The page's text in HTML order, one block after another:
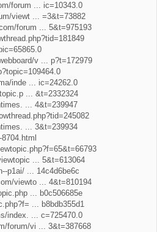
forum ... ic=10343.0
viewt ... =3&t=73882
forum ... 5&t=975193
v ... p?t=172979
inde ... ic=24262.0
... &t=2332324
... 4&t=239947
... 3&t=239934
... 5&t=613064
p1ai/ ... 14c4d6be6c
viewto ... 4&t=810194
... b0c506685e
... b8bdb355d1
index. ... c=725470.0
forum/vi ... 3&t=387668